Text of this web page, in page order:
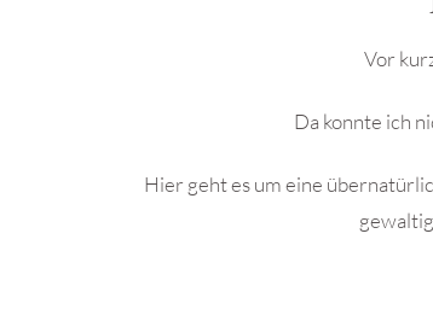
Vor
Da konnte ich
Hier geht es um eine